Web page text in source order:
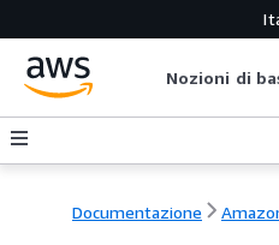
Nozioni di
Documentazione